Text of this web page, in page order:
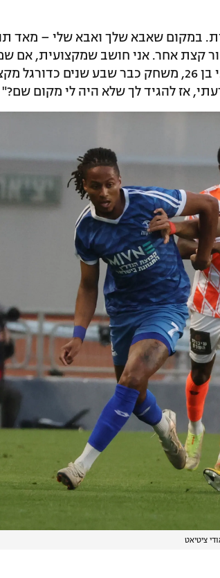
במקום שאבא שלך ואבא שלי – מאד
קצת אחר. אני חושב שמקצועית, אם
הדברים על השולחן, ולא בקטע רע או משהו – אני בן 26, משחק כבר שבע שנים
אז להגיד לך שלא היה לי מקום שם?"
ציטיאט